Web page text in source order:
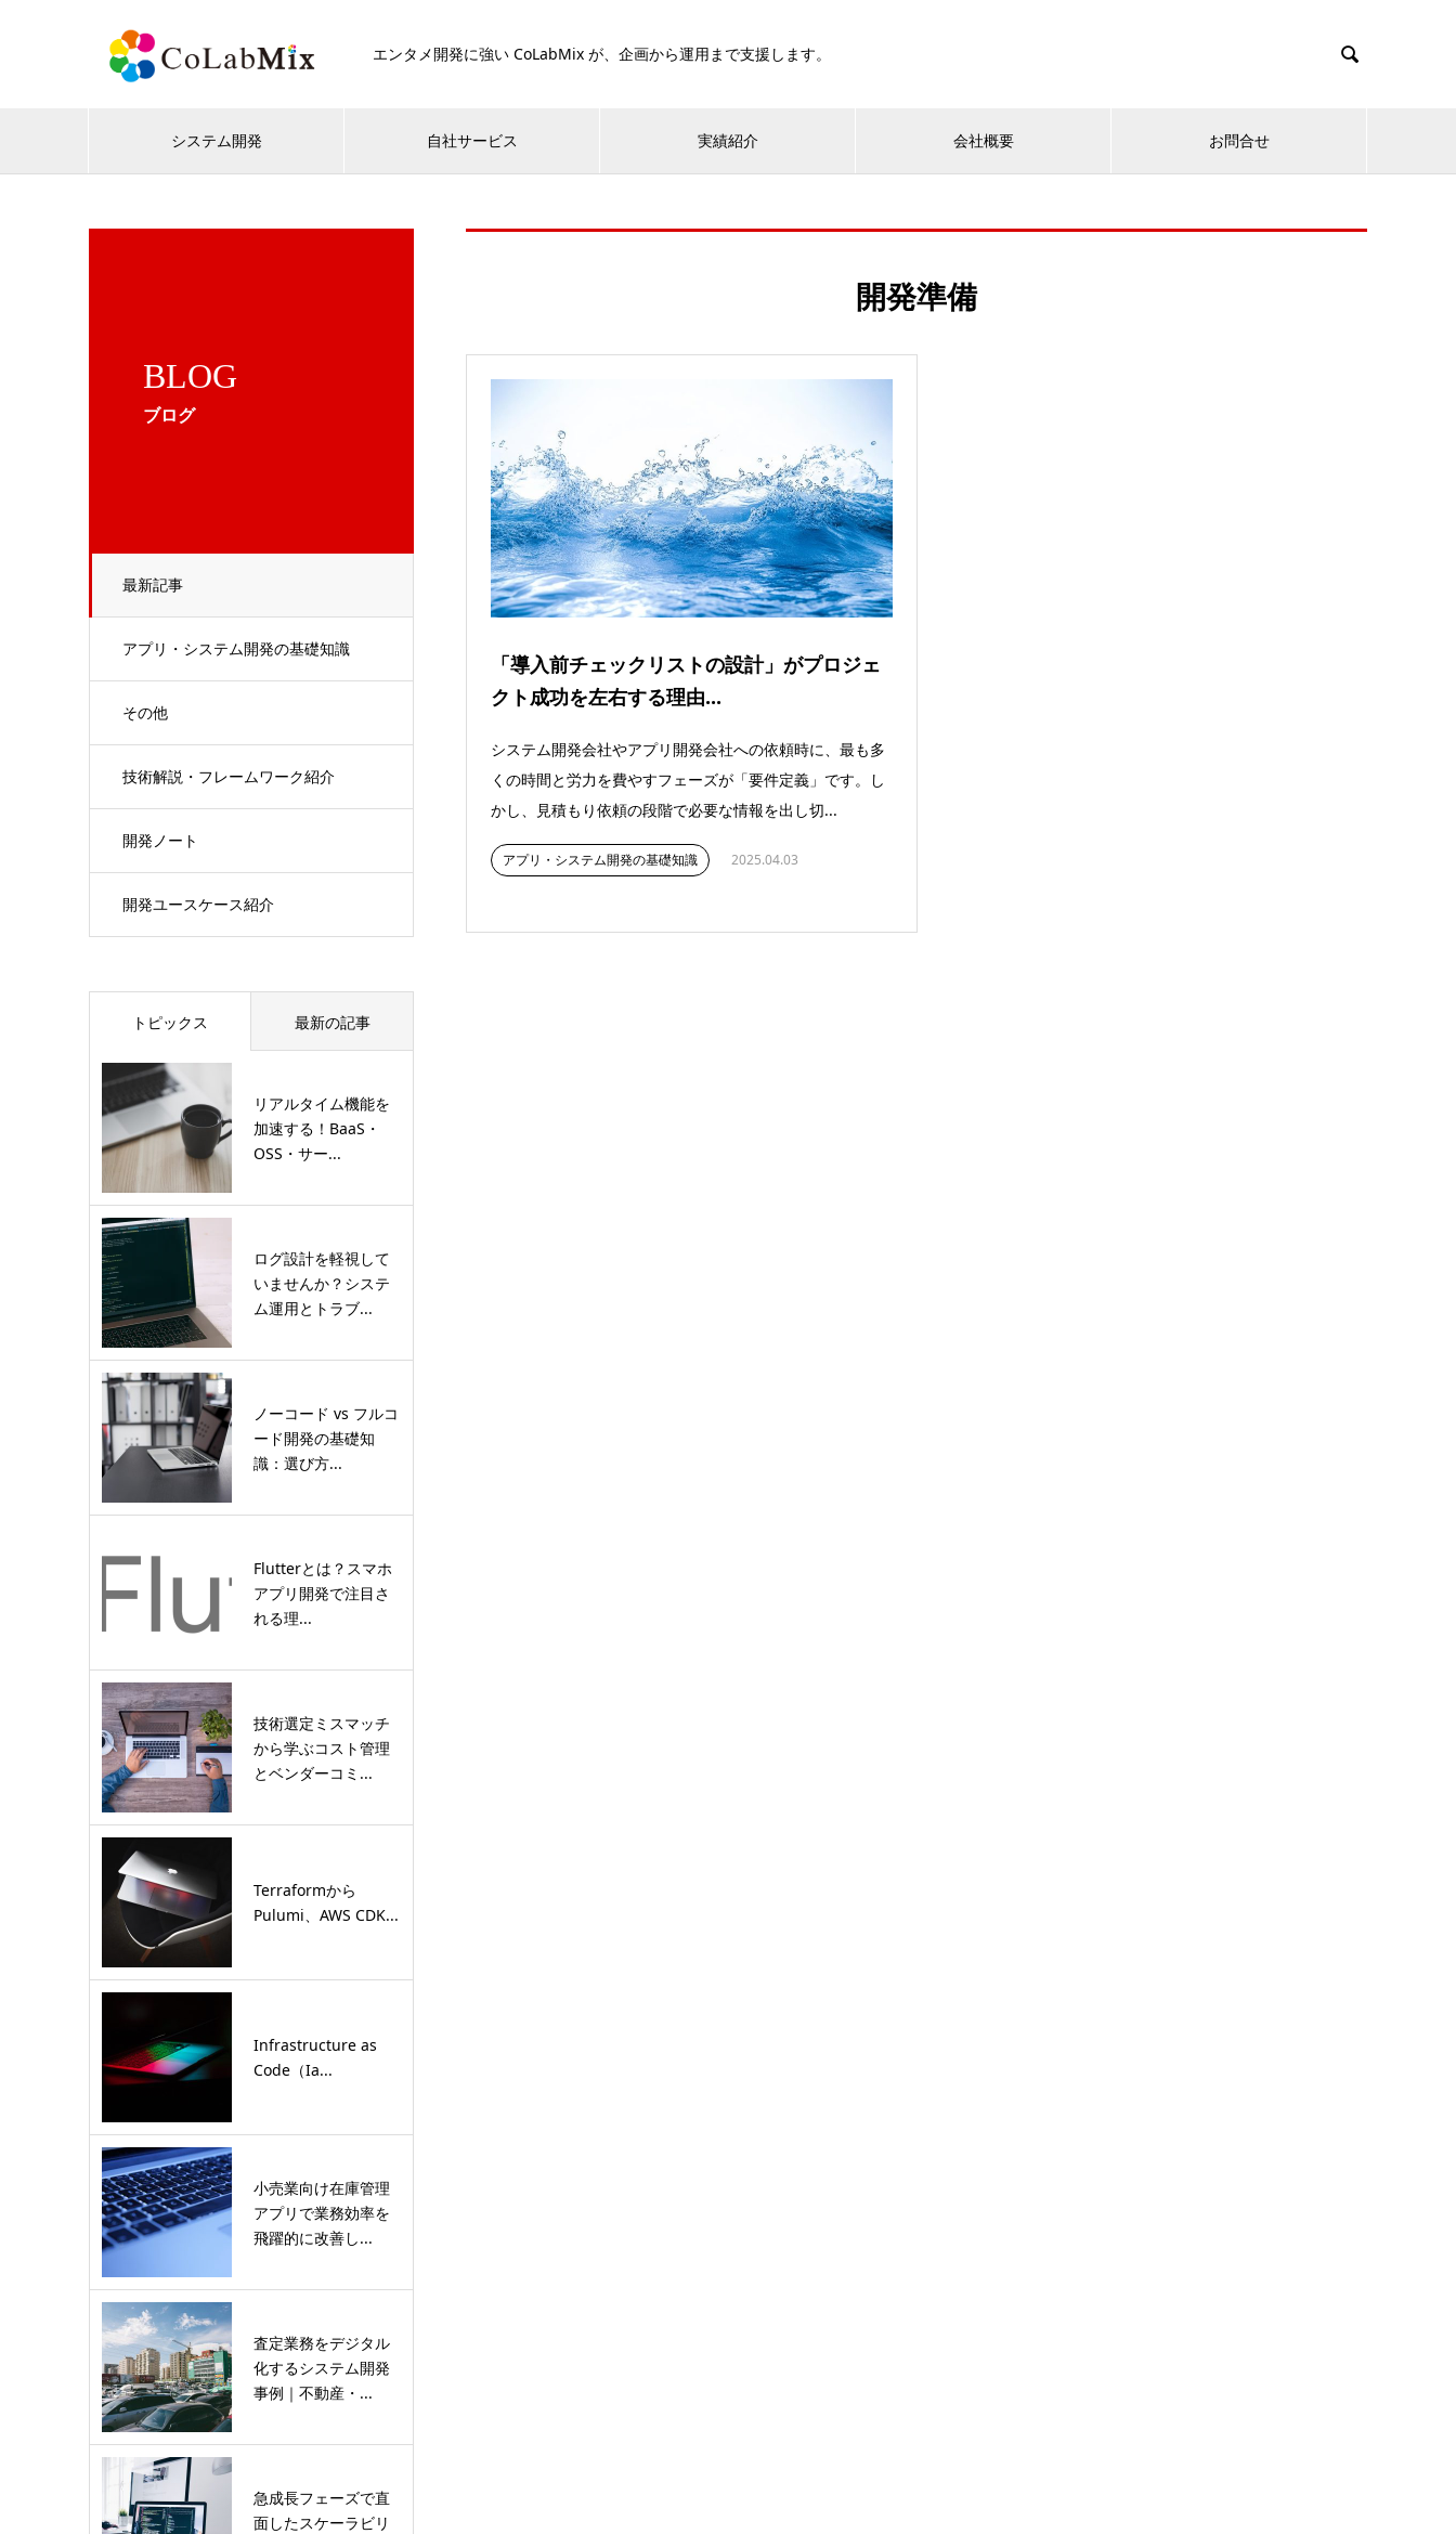
エンタメ開発に強い CoLabMix が、企画から運用まで支援します。 
システム開発 自社サービス 実績紹介 会社概要 お問合せ
BLOG
ブログ
最新記事
アプリ・システム開発の基礎知識
その他
技術解説・フレームワーク紹介
開発ノート
開発ユースケース紹介
開発準備
「導入前チェックリストの設計」がプロジェ
クト成功を左右する理由...
システム開発会社やアプリ開発会社への依頼時に、最も多
くの時間と労力を費やすフェーズが「要件定義」です。し
かし、見積もり依頼の段階で必要な情報を出し切...
アプリ・システム開発の基礎知識 2025.04.03
トピックス 最新の記事
リアルタイム機能を
加速する！BaaS・
OSS・サー...
ログ設計を軽視して
いませんか？システ
ム運用とトラブ...
ノーコード vs フルコ
ード開発の基礎知
識：選び方...
Flutterとは？スマホ
アプリ開発で注目さ
れる理...
技術選定ミスマッチ
から学ぶコスト管理
とベンダーコミ...
Terraformから
Pulumi、AWS CDK...
Infrastructure as
Code（Ia...
小売業向け在庫管理
アプリで業務効率を
飛躍的に改善し...
査定業務をデジタル
化するシステム開発
事例｜不動産・...
急成長フェーズで直
面したスケーラビリ